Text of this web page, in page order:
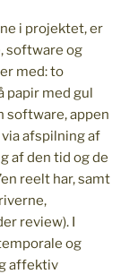
i projektet, er
software og
med: to
med gul
software, appen
afspilning af
af den tid og de
reelt har, samt
review). I
og
affektiv